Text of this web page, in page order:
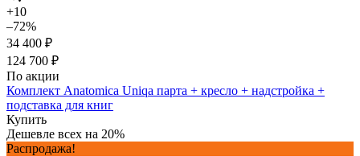
+10
–72%
34 400 ₽
124 700 ₽
По акции
Комплект Anatomica Uniqa парта + кресло + надстройка +
подставка для книг
Купить
Дешевле всех на 20%
Распродажа!